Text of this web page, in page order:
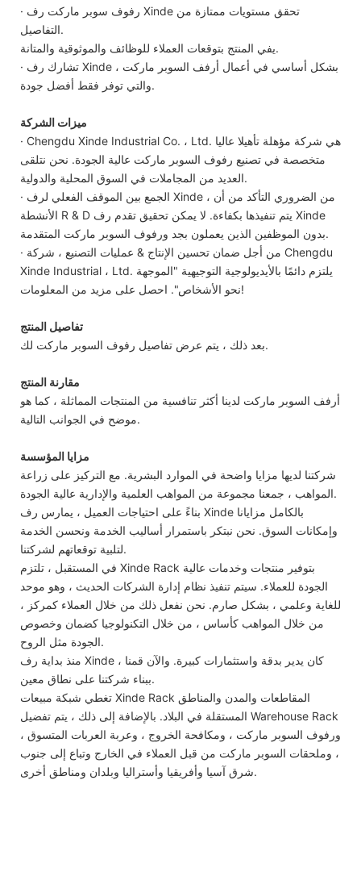
· رفوف سوبر ماركت رف Xinde تحقق مستويات ممتازة من
التفاصيل.
يفي المنتج بتوقعات العملاء للوظائف والموثوقية والمتانة.
· تشارك رف Xinde بشكل أساسي في أعمال أرفف السوبر ماركت ،
والتي توفر فقط أفضل جودة.
ميزات الشركة
· Chengdu Xinde Industrial Co. ، Ltd. هي شركة مؤهلة تأهيلا عاليا
متخصصة في تصنيع رفوف السوبر ماركت عالية الجودة. نحن نتلقى
العديد من المجاملات في السوق المحلية والدولية.
· الجمع بين الموقف الفعلي لرف Xinde ، من الضروري التأكد من أن
الأنشطة R & D يتم تنفيذها بكفاءة. لا يمكن تحقيق تقدم رف Xinde
بدون الموظفين الذين يعملون بجد ورفوف السوبر ماركت المتقدمة.
· من أجل ضمان تحسين الإنتاج & عمليات التصنيع ، شركة Chengdu
Xinde Industrial ، Ltd. يلتزم دائمًا بالأيديولوجية التوجيهية "الموجهة
نحو الأشخاص". احصل على مزيد من المعلومات!
تفاصيل المنتج
بعد ذلك ، يتم عرض تفاصيل رفوف السوبر ماركت لك.
مقارنة المنتج
أرفف السوبر ماركت لدينا أكثر تنافسية من المنتجات المماثلة ، كما هو
موضح في الجوانب التالية.
مزايا المؤسسة
شركتنا لديها مزايا واضحة في الموارد البشرية. مع التركيز على زراعة
المواهب ، جمعنا مجموعة من المواهب العلمية والإدارية عالية الجودة.
بناءً على احتياجات العميل ، يمارس رف Xinde بالكامل مزايانا
وإمكانات السوق. نحن نبتكر باستمرار أساليب الخدمة ونحسن الخدمة
لتلبية توقعاتهم لشركتنا.
في المستقبل ، تلتزم Xinde Rack بتوفير منتجات وخدمات عالية
الجودة للعملاء. سيتم تنفيذ نظام إدارة الشركات الحديث ، وهو موحد
للغاية وعلمي ، بشكل صارم. نحن نفعل ذلك من خلال العملاء كمركز ،
من خلال المواهب كأساس ، من خلال التكنولوجيا كضمان وخصوص
الجودة مثل الروح.
منذ بداية رف Xinde ، كان يدير بدقة واستثمارات كبيرة. والآن قمنا
ببناء شركتنا على نطاق معين.
تغطي شبكة مبيعات Xinde Rack المقاطعات والمدن والمناطق
المستقلة في البلاد. بالإضافة إلى ذلك ، يتم تفضيل Warehouse Rack
، ورفوف السوبر ماركت ، ومكافحة الخروج ، وعربة العربات المتسوق
، وملحقات السوبر ماركت من قبل العملاء في الخارج وتباع إلى جنوب
شرق آسيا وأفريقيا وأستراليا وبلدان ومناطق أخرى.